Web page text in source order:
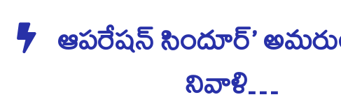
ఆపరేషన్ సిందూర్’
నివాళి…